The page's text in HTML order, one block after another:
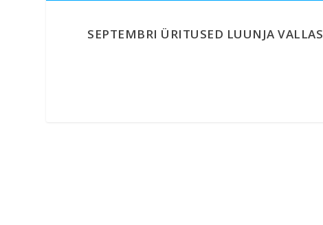
SEPTEMBRI ÜRITUSED LUUNJA VALLAS